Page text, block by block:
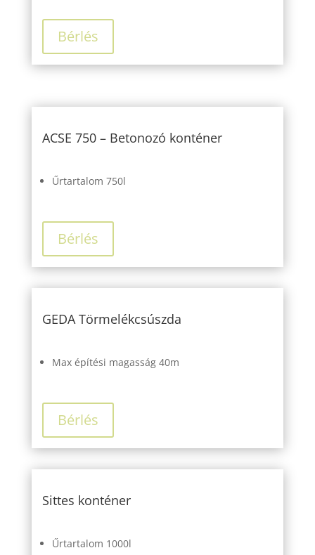
Bérlés
ACSE 750 – Betonozó konténer
Űrtartalom 750l
Bérlés
GEDA Törmelékcsúszda
Max építési magasság 40m
Bérlés
Sittes konténer
Űrtartalom 1000l